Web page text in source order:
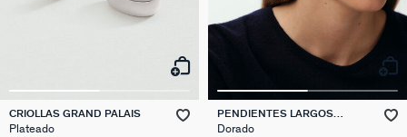
CRIOLLAS GRAND PALAIS
Plateado
PENDIENTES LARGOS
REAUMUR
Dorado